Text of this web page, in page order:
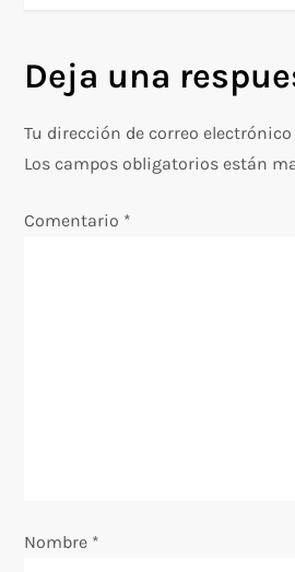
e
g
a
c
e
Deja una
Tu dirección de correo
Los campos obligatorios están
Comentario *
Nombre *